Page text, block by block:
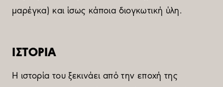
μαρέγκα) και ίσως κάποια διογκωτική ύλη.
ΙΣΤΟΡΙΑ
Η ιστορία του ξεκινάει από την εποχή της